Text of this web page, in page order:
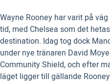
Wayne Rooney har varit på
tid, med Chelsea som det
destination. Idag tog dock
under nye tränaren David
Community Shield, och efter
läget ligger till gällande